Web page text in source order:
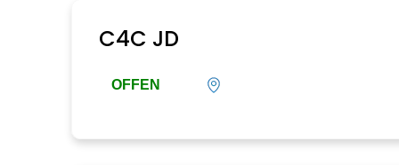
C4C JD
OFFEN